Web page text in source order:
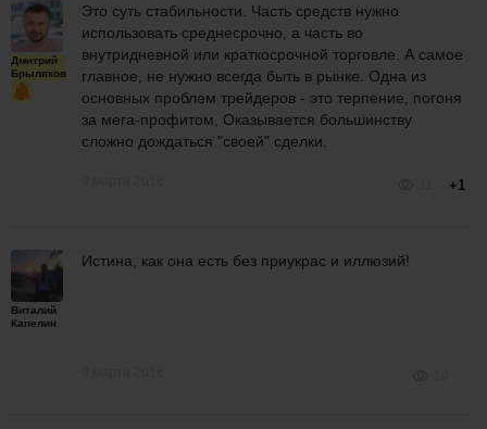
Дмитрий
Брыляков
Это суть стабильности. Часть средств нужно
использовать среднесрочно, а часть во
внутридневной или краткосрочной торговле. А самое
главное, не нужно всегда быть в рынке. Одна из
основных проблем трейдеров - это терпение, погоня
за мега-профитом, Оказывается большинству
сложно дождаться "своей" сделки.
+1
Виталий
Капелин
Истина, как она есть без приукрас и иллюзий!